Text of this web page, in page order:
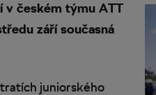
v českém týmu ATT
září současná
juniorského